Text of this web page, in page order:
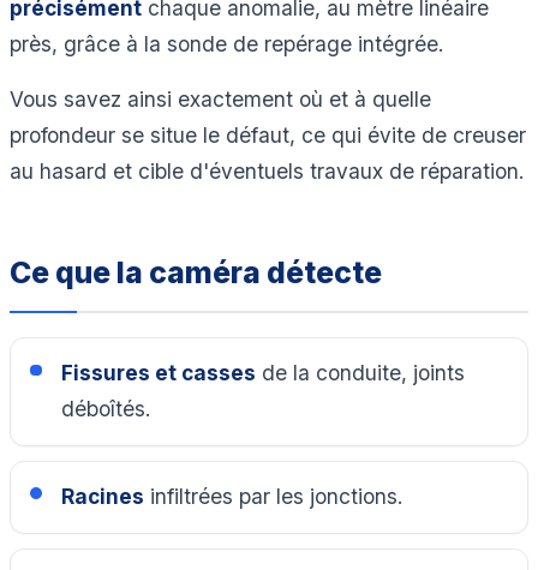
précisément chaque anomalie, au mètre linéaire
près, grâce à la sonde de repérage intégrée.
Vous savez ainsi exactement où et à quelle
profondeur se situe le défaut, ce qui évite de creuser
au hasard et cible d'éventuels travaux de réparation.
Ce que la caméra détecte
Fissures et casses de la conduite, joints
déboîtés.
Racines infiltrées par les jonctions.